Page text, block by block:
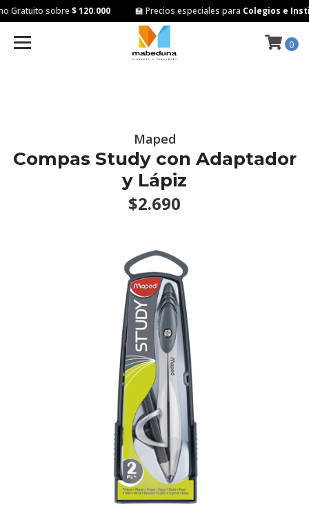
Gratuito sobre$ 120.000 🏫 Precios especiales paraColegios e
0
Maped
Compas Study con Adaptador
y Lápiz
$2.690